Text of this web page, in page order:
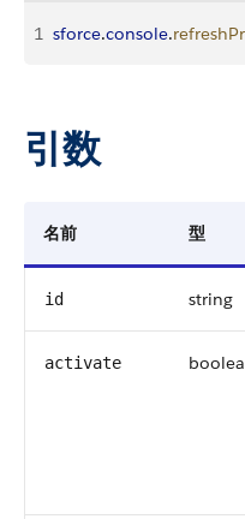
1 sforce.console.
引数
名前 型
id string
activate